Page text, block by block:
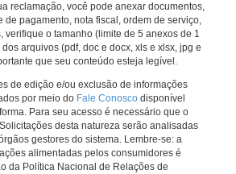
reclamação, você pode anexar documentos,
de pagamento, nota fiscal, ordem de serviço,
verifique o tamanho (limite de 5 anexos de 1
arquivos (pdf, doc e docx, xls e xlsx, jpg e
que seu conteúdo esteja legível.
de edição e/ou exclusão de informações
por meio do Fale Conosco disponível
Para seu acesso é necessário que o
desta natureza serão analisadas
gestores do sistema. Lembre-se: a
alimentadas pelos consumidores é
da Política Nacional de Relações de